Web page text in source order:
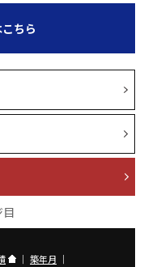
ちら
｜ 築年月 ｜